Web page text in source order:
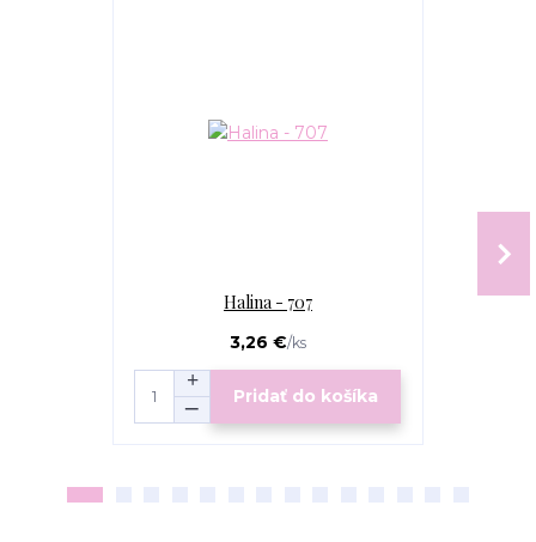
Halina - 707
3,26 €/ks
Pridať do košíka
Výplň